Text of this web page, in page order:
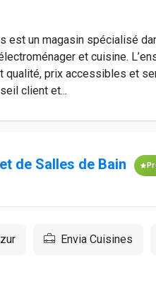
est un magasin spécialisé
et cuisine.
qualité, prix accessibles et
client et...
de Salles de Bain
Envia Cuisines